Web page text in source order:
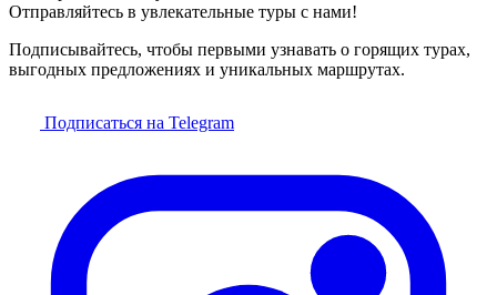
Отправляйтесь в увлекательные туры с нами!
Подписывайтесь, чтобы первыми узнавать о горящих турах,
выгодных предложениях и уникальных маршрутах.
Подписаться на Telegram